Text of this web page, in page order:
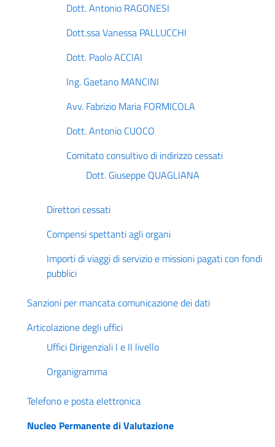
Dott. Antonio RAGONESI
Dott.ssa Vanessa PALLUCCHI
Dott. Paolo ACCIAI
Ing. Gaetano MANCINI
Avv. Fabrizio Maria FORMICOLA
Dott. Antonio CUOCO
Comitato consultivo di indirizzo cessati
Dott. Giuseppe QUAGLIANA
Direttori cessati
Compensi spettanti agli organi
Importi di viaggi di servizio e missioni pagati con fondi
pubblici
Sanzioni per mancata comunicazione dei dati
Articolazione degli uffici
Uffici Dirigenziali I e II livello
Organigramma
Telefono e posta elettronica
Nucleo Permanente di Valutazione